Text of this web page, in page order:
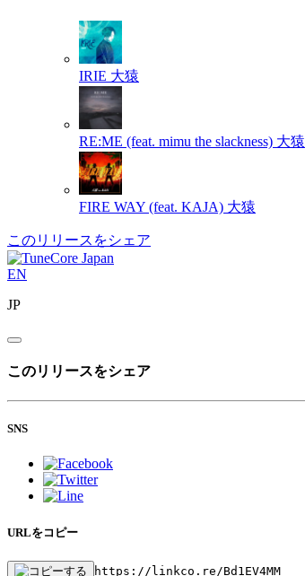
IRIE 大猿
RE:ME (feat. mimu the slackness) 大猿
FIRE WAY (feat. KAJA) 大猿
このリリースをシェア
EN
JP
このリリースをシェア
SNS
URLをコピー
https://linkco.re/Bd1EV4MM